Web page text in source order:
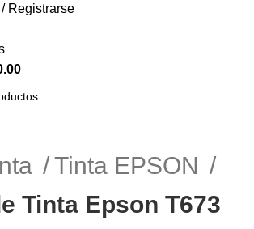
Registrarse
Tinta EPSON
Tinta Epson T673